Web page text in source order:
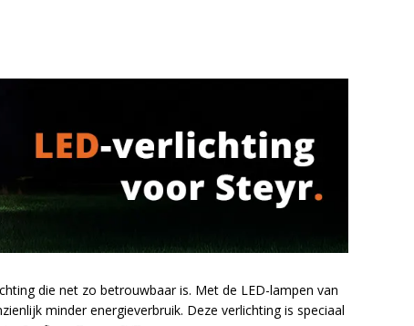
die net zo betrouwbaar is. Met de LED-lampen van
minder energieverbruik. Deze verlichting is speciaal